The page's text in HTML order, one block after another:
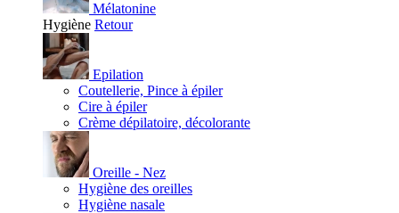
Mélatonine
Hygiène Retour
Epilation
Coutellerie, Pince à épiler
Cire à épiler
Crème dépilatoire, décolorante
Oreille - Nez
Hygiène des oreilles
Hygiène nasale